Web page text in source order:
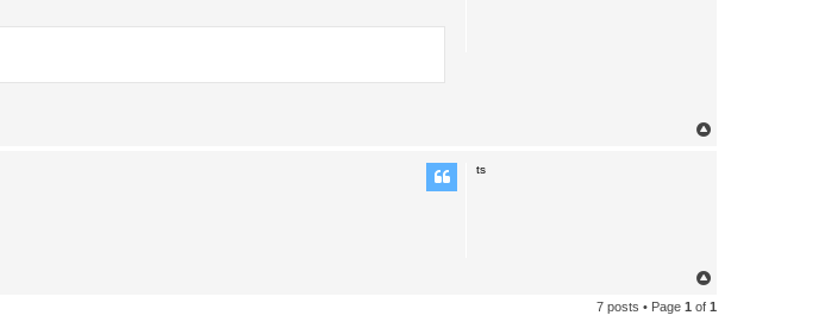
ts
p
7 posts • Page 1 of 1